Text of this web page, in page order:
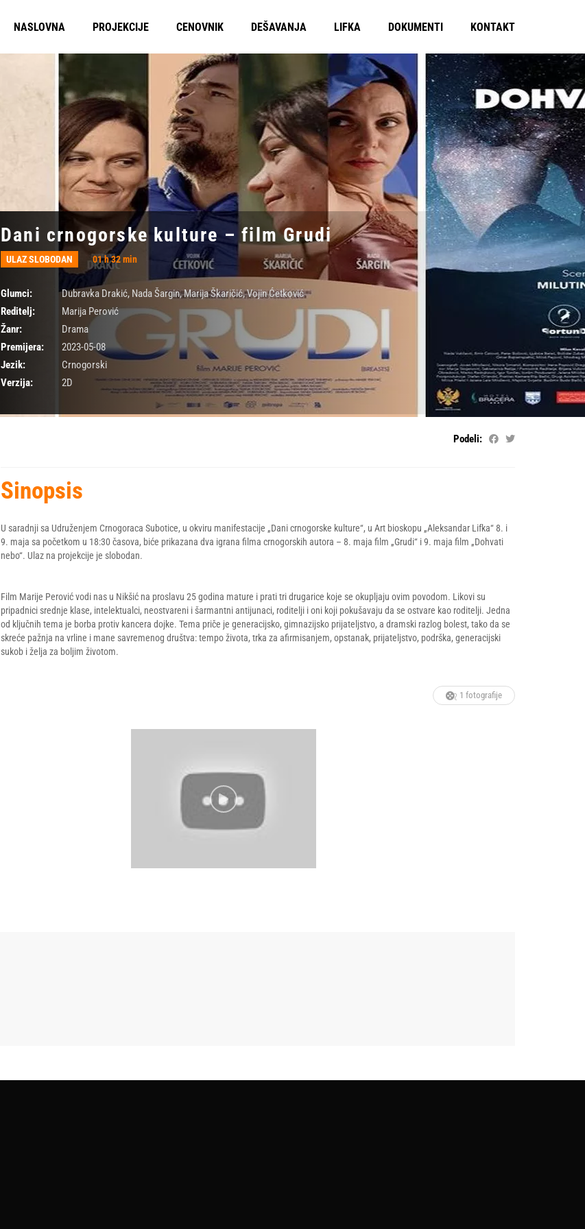
NASLOVNA PROJEKCIJE CENOVNIK DEŠAVANJA LIFKA DOKUMENTI KONTAKT
Dani crnogorske kulture – film Grudi
ULAZ SLOBODAN 01 h 32 min
Glumci: Dubravka Drakić, Nada Šargin,Marija Škaričić,Vojin Ćetković
Reditelj:
Marija Perović
Žanr:
Drama
Premijera:
2023-05-08
Jezik:
Crnogorski
Verzija:
2D
Podeli:
Sinopsis
U saradnji sa Udruženjem Crnogoraca Subotice, u okviru manifestacije „Dani crnogorske kulture“, u Art bioskopu „Aleksandar Lifka“ 8. i
9. maja sa početkom u 18:30 časova, biće prikazana dva igrana filma crnogorskih autora – 8. maja film „Grudi“ i 9. maja film „Dohvati
nebo“. Ulaz na projekcije je slobodan.
Film Marije Perović vodi nas u Nikšić na proslavu 25 godina mature i prati tri drugarice koje se okupljaju ovim povodom. Likovi su
pripadnici srednje klase, intelektualci, neostvareni i šarmantni antijunaci, roditelji i oni koji pokušavaju da se ostvare kao roditelji. Jedna
od ključnih tema je borba protiv kancera dojke. Tema priče je generacijsko, gimnazijsko prijateljstvo, a dramski razlog bolest, tako da se
skreće pažnja na vrline i mane savremenog društva: tempo života, trka za afirmisanjem, opstanak, prijateljstvo, podrška, generacijski
sukob i želja za boljim životom.
1 fotografije